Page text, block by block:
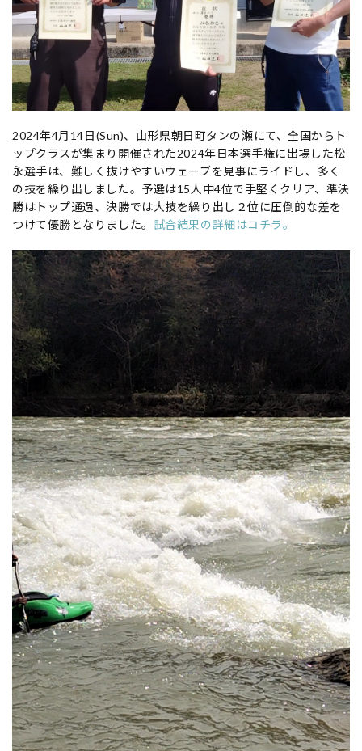
2024年4月14日(Sun)、山形県朝日町タンの瀬にて、全国からト
ップクラスが集まり開催された2024年日本選手権に出場した松
永選手は、難しく抜けやすいウェーブを見事にライドし、多く
の技を繰り出しました。予選は15人中4位で手堅くクリア、準決
勝はトップ通過、決勝では大技を繰り出し２位に圧倒的な差を
つけて優勝となりました。 試合結果の詳細はコチラ。